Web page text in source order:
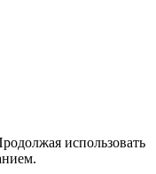
использовать